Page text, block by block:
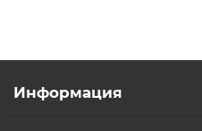
Информация